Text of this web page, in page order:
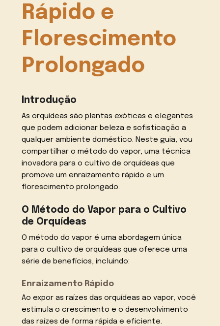
Rápido e
Florescimento
Prolongado
Introdução
As orquídeas são plantas exóticas e elegantes
que podem adicionar beleza e sofisticação a
qualquer ambiente doméstico. Neste guia, vou
compartilhar o método do vapor, uma técnica
inovadora para o cultivo de orquídeas que
promove um enraizamento rápido e um
florescimento prolongado.
O Método do Vapor para o Cultivo
de Orquídeas
O método do vapor é uma abordagem única
para o cultivo de orquídeas que oferece uma
série de benefícios, incluindo:
Enraizamento Rápido
Ao expor as raízes das orquídeas ao vapor, você
estimula o crescimento e o desenvolvimento
das raízes de forma rápida e eficiente.